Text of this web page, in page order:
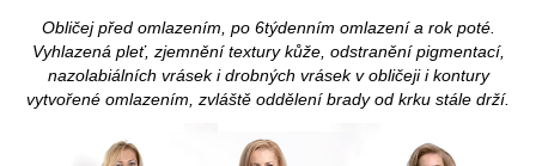
Obličej před omlazením, po 6týdenním omlazení a rok poté.
Vyhlazená pleť, zjemnění textury kůže, odstranění pigmentací,
nazolabiálních vrásek i drobných vrásek v obličeji i kontury
vytvořené omlazením, zvláště oddělení brady od krku stále drží.